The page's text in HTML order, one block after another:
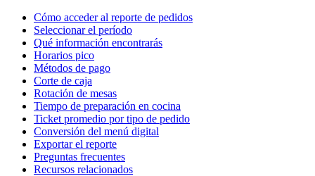
Cómo acceder al reporte de pedidos
Seleccionar el período
Qué información encontrarás
Horarios pico
Métodos de pago
Corte de caja
Rotación de mesas
Tiempo de preparación en cocina
Ticket promedio por tipo de pedido
Conversión del menú digital
Exportar el reporte
Preguntas frecuentes
Recursos relacionados